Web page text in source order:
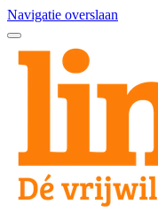
Navigatie overslaan